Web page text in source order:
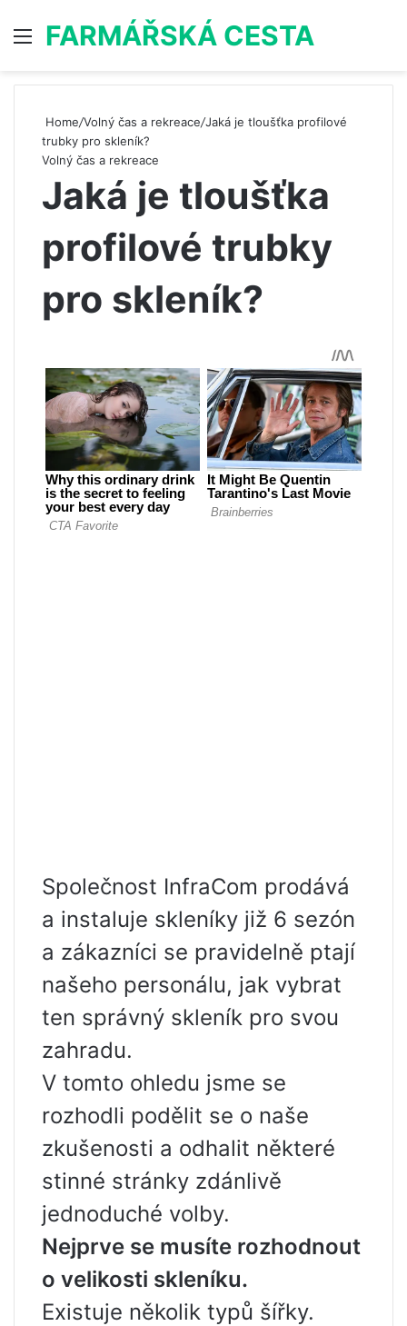
Menu
FARMÁŘSKÁ CESTA
Home/Volný čas a rekreace/Jaká je tloušťka profilové
trubky pro skleník?
Volný čas a rekreace
Jaká je tloušťka
profilové trubky
pro skleník?
Společnost InfraCom prodává
a instaluje skleníky již 6 sezón
a zákazníci se pravidelně ptají
našeho personálu, jak vybrat
ten správný skleník pro svou
zahradu.
V tomto ohledu jsme se
rozhodli podělit se o naše
zkušenosti a odhalit některé
stinné stránky zdánlivě
jednoduché volby.
Nejprve se musíte rozhodnout
o velikosti skleníku.
Existuje několik typů šířky.